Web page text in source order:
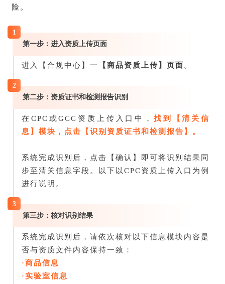
险。
1
第一步：进入资质上传页面
进入【合规中心】一 【商品资质上传】页面 。
2
第二步：资质证书和检测报告识别
在CPC或GCC资质上传入口中， 找到【清关信
息】模块，点击【识别资质证书和检测报告】。
系统完成识别后，点击【确认】即可将识别结果同
步至清关信息字段。以下以CPC资质上传入口为例
进行说明。
3
第三步：核对识别结果
系统完成识别后，请依次核对以下信息模块内容是
否与资质文件内容保持一致：
·商品信息
·实验室信息